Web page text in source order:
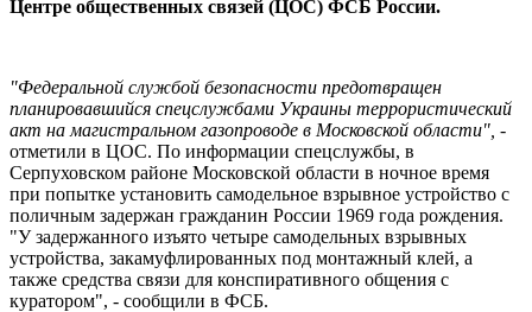
Центре общественных связей (ЦОС) ФСБ России.
"Федеральной службой безопасности предотвращен
планировавшийся спецслужбами Украины террористический
акт на магистральном газопроводе в Московской области", -
отметили в ЦОС. По информации спецслужбы, в
Серпуховском районе Московской области в ночное время
при попытке установить самодельное взрывное устройство с
поличным задержан гражданин России 1969 года рождения.
"У задержанного изъято четыре самодельных взрывных
устройства, закамуфлированных под монтажный клей, а
также средства связи для конспиративного общения с
куратором", - сообщили в ФСБ.